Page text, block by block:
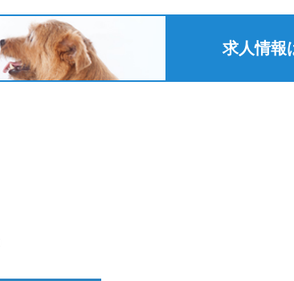
求人情報